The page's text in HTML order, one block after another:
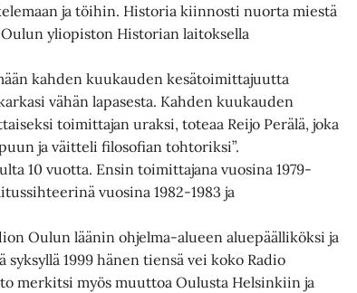
ja töihin. Historia kiinnosti nuorta miestä
yliopiston Historian laitoksella
kahden kuukauden kesätoimittajuutta
vähän lapasesta. Kahden kuukauden
toimittajan uraksi, toteaa Reijo Perälä, joka
ja väitteli filosofian tohtoriksi”.
10 vuotta. Ensin toimittajana vuosina 1979-
vuosina 1982-1983 ja
Oulun läänin ohjelma-alueen aluepäälliköksi ja
1999 hänen tiensä vei koko Radio
merkitsi myös muuttoa Oulusta Helsinkiin ja